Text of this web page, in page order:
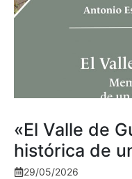
«El Valle de
histórica de
29/05/2026